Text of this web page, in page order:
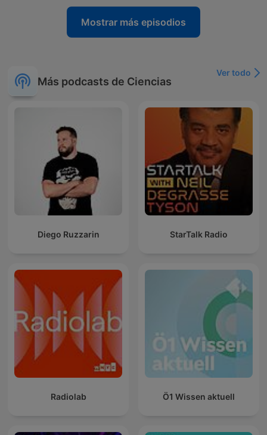
Mostrar más episodios
Más podcasts de Ciencias
Ver todo
Diego Ruzzarin StarTalk Radio
Radiolab Ö1 Wissen aktuell